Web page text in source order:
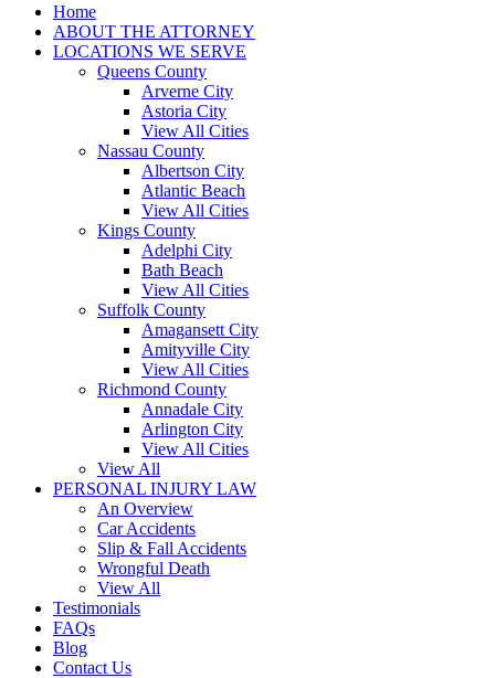
Home
ABOUT THE ATTORNEY
LOCATIONS WE SERVE
Queens County
Arverne City
Astoria City
View All Cities
Nassau County
Albertson City
Atlantic Beach
View All Cities
Kings County
Adelphi City
Bath Beach
View All Cities
Suffolk County
Amagansett City
Amityville City
View All Cities
Richmond County
Annadale City
Arlington City
View All Cities
View All
PERSONAL INJURY LAW
An Overview
Car Accidents
Slip & Fall Accidents
Wrongful Death
View All
Testimonials
FAQs
Blog
Contact Us